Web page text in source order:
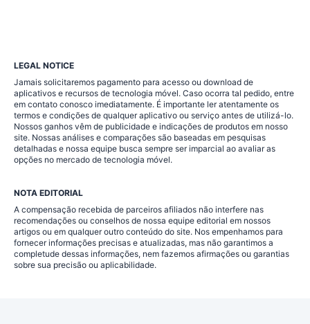
LEGAL NOTICE
Jamais solicitaremos pagamento para acesso ou download de
aplicativos e recursos de tecnologia móvel. Caso ocorra tal pedido, entre
em contato conosco imediatamente. É importante ler atentamente os
termos e condições de qualquer aplicativo ou serviço antes de utilizá-lo.
Nossos ganhos vêm de publicidade e indicações de produtos em nosso
site. Nossas análises e comparações são baseadas em pesquisas
detalhadas e nossa equipe busca sempre ser imparcial ao avaliar as
opções no mercado de tecnologia móvel.
NOTA EDITORIAL
A compensação recebida de parceiros afiliados não interfere nas
recomendações ou conselhos de nossa equipe editorial em nossos
artigos ou em qualquer outro conteúdo do site. Nos empenhamos para
fornecer informações precisas e atualizadas, mas não garantimos a
completude dessas informações, nem fazemos afirmações ou garantias
sobre sua precisão ou aplicabilidade.